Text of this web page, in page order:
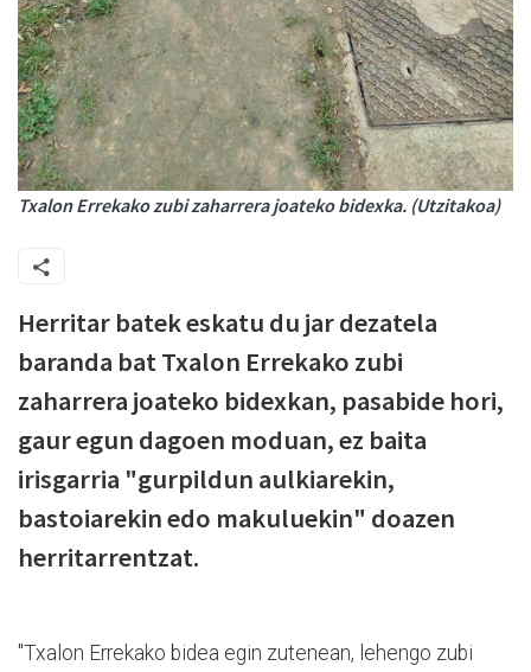
Txalon Errekako zubi zaharrera joateko bidexka. (Utzitakoa)
Herritar batek eskatu du jar dezatela
baranda bat Txalon Errekako zubi
zaharrera joateko bidexkan, pasabide hori,
gaur egun dagoen moduan, ez baita
irisgarria "gurpildun aulkiarekin,
bastoiarekin edo makuluekin" doazen
herritarrentzat.
"Txalon Errekako bidea egin zutenean, lehengo zubi